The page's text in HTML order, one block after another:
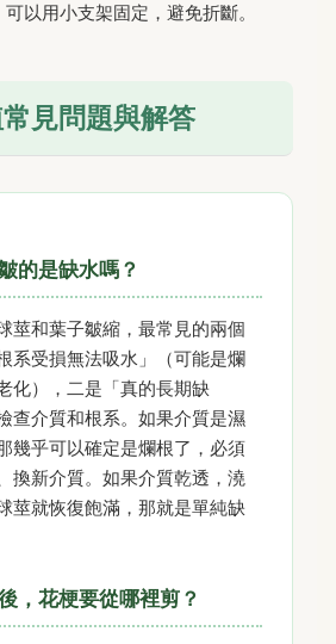
以用小支架固定，避免折斷。
見問題與解答
的是缺水嗎？
莖和葉子皺縮，最常見的兩個
系受損無法吸水」（可能是爛
化），二是「真的長期缺
查介質和根系。如果介質是濕
幾乎可以確定是爛根了，必須
換新介質。如果介質乾透，澆
莖就恢復飽滿，那就是單純缺
，花梗要從哪裡剪？